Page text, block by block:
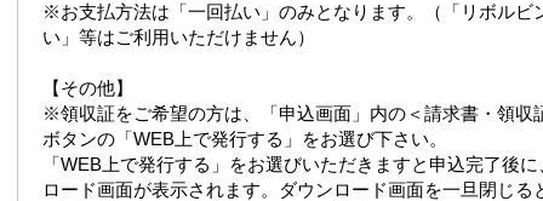
※お支払方法は「一回払い」のみとなります。（「リボルビ
い」等はご利用いただけません）
【その他】
※領収証をご希望の方は、「申込画面」内の＜請求書・領収
ボタンの「WEB上で発行する」をお選び下さい。
「WEB上で発行する」をお選びいただきますと申込完了後
ロード画面が表示されます。ダウンロード画面を一旦閉じる